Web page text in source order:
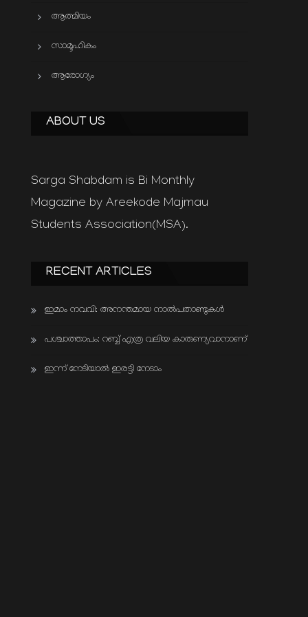
ആത്മിയം
സാമൂഹികം
ആരോഗ്യം
ABOUT US
Sarga Shabdam is Bi Monthly
Magazine by Areekode Majmau
Students Association(MSA).
RECENT ARTICLES
ഇമാം നവവി: അനന്തമായ നാൽപതാണ്ടുകൾ
പശ്ചാത്താപം: റബ്ബ് എത്ര വലിയ കാരുണ്യവാനാണ്
ഇന്ന് നേടിയാൽ ഇരട്ടി നേടാം